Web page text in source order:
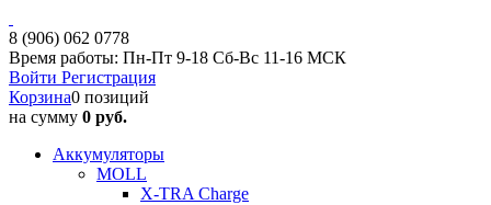
8 (906) 062 0778
Время работы: Пн-Пт 9-18 Сб-Вс 11-16 МСК
Войти Регистрация
Корзина0 позиций
на сумму 0 руб.
Аккумуляторы
MOLL
X-TRA Charge